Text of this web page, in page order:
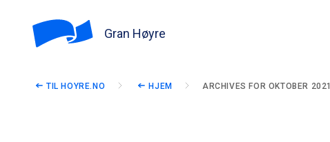
Gran Høyre
TIL HOYRE.NO HJEM ARCHIVES FOR OKTOBER 2021